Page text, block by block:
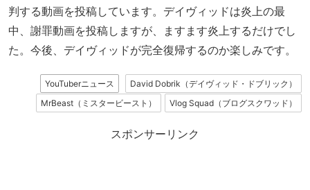
判する動画を投稿しています。デイヴィッドは炎上の最
中、謝罪動画を投稿しますが、ますます炎上するだけでし
た。今後、デイヴィッドが完全復帰するのか楽しみです。
YouTuberニュース
David Dobrik（デイヴィッド・ドブリック）
MrBeast（ミスタービースト）
Vlog Squad（ブログスクワッド）
スポンサーリンク